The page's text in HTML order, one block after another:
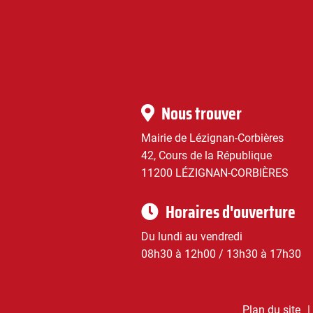
Nous trouver
Mairie de Lézignan-Corbières
42, Cours de la République
11200 LÉZIGNAN-CORBIÈRES
Horaires d'ouverture
Du lundi au vendredi
08h30 à 12h00 / 13h30 à 17h30
Plan du site